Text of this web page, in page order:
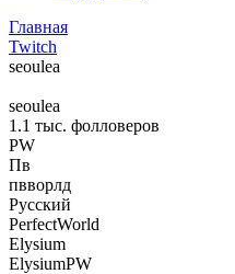
Главная
Twitch
seoulea
seoulea
1.1 тыс. фолловеров
PW
Пв
пвворлд
Русский
PerfectWorld
Elysium
ElysiumPW